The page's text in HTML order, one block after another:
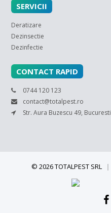
SERVICII
Deratizare
Dezinsectie
Dezinfectie
CONTACT RAPID
0744 120 123
contact@totalpest.ro
Str. Aura Buzescu 49, Bucuresti
© 2026 TOTALPEST SRL |